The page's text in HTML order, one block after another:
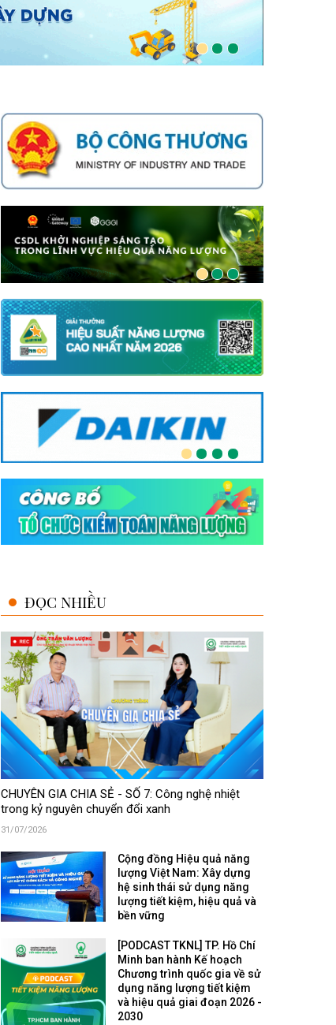
ĐỌC NHIỀU
CHUYÊN GIA CHIA SẺ - SỐ 7: Công nghệ nhiệt
trong kỷ nguyên chuyển đổi xanh
31/07/2026
Cộng đồng Hiệu quả năng
lượng Việt Nam: Xây dựng
hệ sinh thái sử dụng năng
lượng tiết kiệm, hiệu quả và
bền vững
[PODCAST TKNL] TP. Hồ Chí
Minh ban hành Kế hoạch
Chương trình quốc gia về sử
dụng năng lượng tiết kiệm
và hiệu quả giai đoạn 2026 -
2030